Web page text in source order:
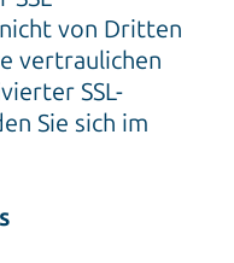
von Dritten
vertraulichen
SSL-
Sie sich im